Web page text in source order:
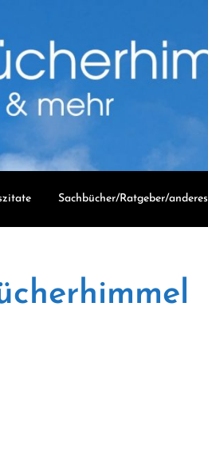
Sachbücher/Ratgeber/anderes